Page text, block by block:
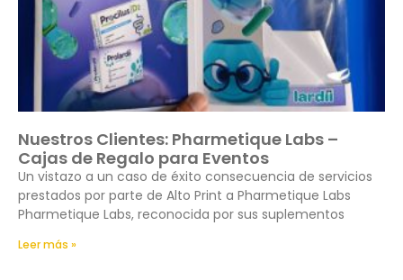
Nuestros Clientes: Pharmetique Labs –
Cajas de Regalo para Eventos
Un vistazo a un caso de éxito consecuencia de servicios
prestados por parte de Alto Print a Pharmetique Labs
Pharmetique Labs, reconocida por sus suplementos
Leer más »